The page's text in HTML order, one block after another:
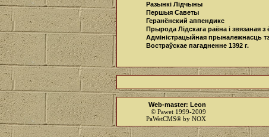
Разынкі Лідчыны
Першыя Саветы
Геранёнский аппендикс
Прырода Лідскага раёна і звязаная
Адміністрацыйная прыналежнасць
Востраўскае пагадненне 1392 г.
Web-master: Leon
© Pawet 1999-2009
PaWetCMS® by NOX